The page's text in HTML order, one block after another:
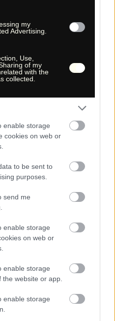
my
Advertising.
Use,
of my
with the
collected.
enable storage
cookies on web or
to be sent to
purposes.
send me
enable storage
on web or
enable storage
website or app.
enable storage
Ihnen die Möglichkeiten,
der Wanderungen z.B.
in der Topografie zu zoomen
gedruckt (8. Druck | Printing)
werden, um sich bei der
an der Kartografie,
zu orientieren.
Interactive hiking map